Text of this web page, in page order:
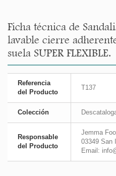
Ficha técnica de
lavable cierre
suela SUPER FLEXIBLE.
Referencia
del Producto
T137
Colección
Responsable
del Producto
Jemma
03349 San
Email: